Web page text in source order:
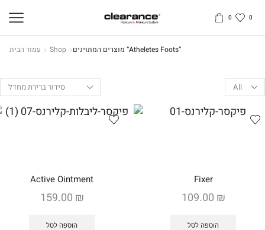
0 0
עמוד הבית Shop מוצרים המתויגים “atheletes Foots”
Products
per
Active Ointment
159.00 ₪
הוספה לסל
Fixer
109.00 ₪
הוספה לסל